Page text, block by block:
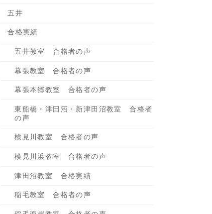
五井
合格実績
五井教室 合格者の声
幕張教室 合格者の声
幕張本郷教室 合格者の声
東船橋・津田沼・新津田沼教室 合格者
の声
検見川教室 合格者の声
検見川浜教室 合格者の声
津田沼教室 合格実績
稲毛教室 合格者の声